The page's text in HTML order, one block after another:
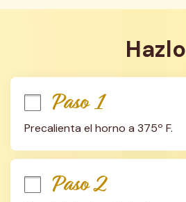
Hazlo
Paso 1
Precalienta el horno a 375º F.
Paso 2